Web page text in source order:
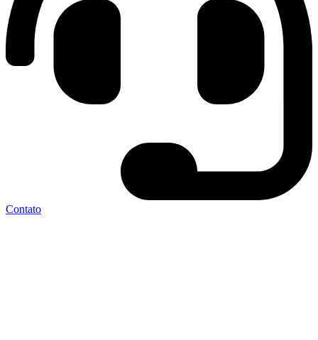
Contato